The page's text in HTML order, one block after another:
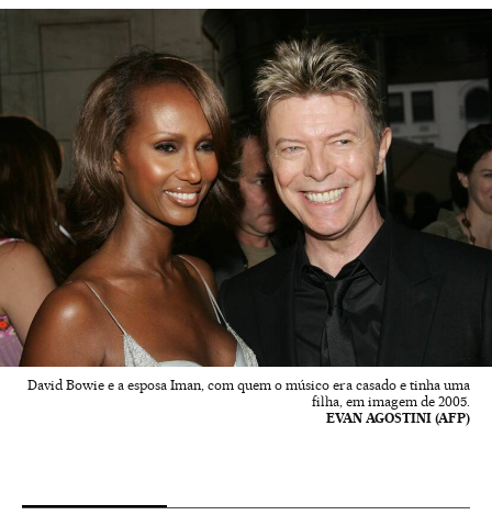
David Bowie e a esposa Iman, com quem o músico era casado e tinha uma
filha, em imagem de 2005.
EVAN AGOSTINI (AFP)